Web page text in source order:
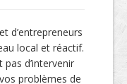
d’entrepreneurs
local et réactif.
d’intervenir
problèmes de